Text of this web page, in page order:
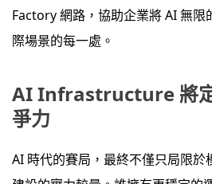
Factory 網路，協助企業將 AI 無限
際場景的每一處。
AI Infrastructure 將
爭力
AI 時代的賽局，最終不僅只局限於